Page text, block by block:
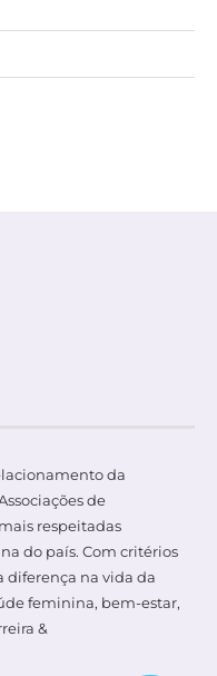
da
de
respeitadas
do país. Com critérios
diferença na vida da
feminina, bem-estar,
&